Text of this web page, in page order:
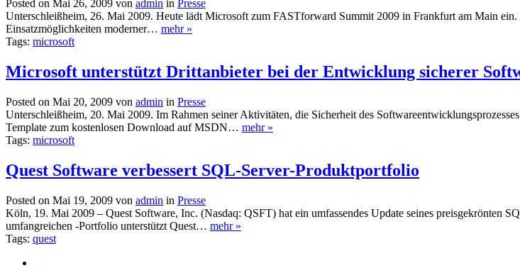
Posted on Mai 26, 2009 von admin in Presse
Unterschleißheim, 26. Mai 2009. Heute lädt Microsoft zum FASTforward Summit 2009 in Frankfurt am Main
Einsatzmöglichkeiten moderner… mehr »
Tags: microsoft
Microsoft unterstützt Drittanbieter bei der Entwicklung sicherer
Posted on Mai 20, 2009 von admin in Presse
Unterschleißheim, 20. Mai 2009. Im Rahmen seiner Aktivitäten, die Sicherheit des
Template zum kostenlosen Download auf MSDN… mehr »
Tags: microsoft
Quest Software verbessert SQL-Server-Produktportfolio
Posted on Mai 19, 2009 von admin in Presse
Köln, 19. Mai 2009 – Quest Software, Inc. (Nasdaq: QSFT) hat ein umfassendes Update seines preisgekrönten
umfangreichen -Portfolio unterstützt Quest… mehr »
Tags: quest